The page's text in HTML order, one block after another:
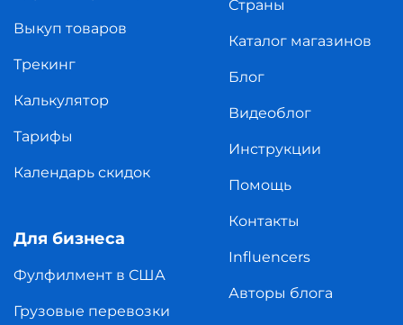
Выкуп товаров
Трекинг
Калькулятор
Тарифы
Календарь скидок
Для бизнеса
Фулфилмент в США
Грузовые перевозки
Страны
Каталог магазинов
Блог
Видеоблог
Инструкции
Помощь
Контакты
Influencers
Авторы блога